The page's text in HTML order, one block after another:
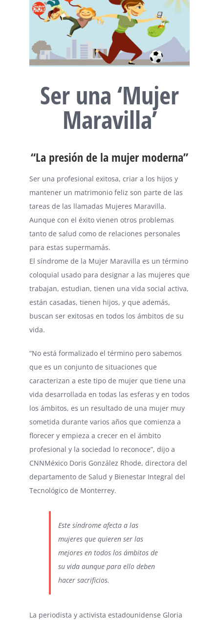
Ser una ‘Mujer
Maravilla’
“La presión de la mujer moderna”
Ser una profesional exitosa, criar a los hijos y
mantener un matrimonio feliz son parte de las
tareas de las llamadas Mujeres Maravilla.
Aunque con el éxito vienen otros problemas
tanto de salud como de relaciones personales
para estas supermamás.
El síndrome de la Mujer Maravilla es un término
coloquial usado para designar a las mujeres que
trabajan, estudian, tienen una vida social activa,
están casadas, tienen hijos, y que además,
buscan ser exitosas en todos los ámbitos de su
vida.
“No está formalizado el término pero sabemos
que es un conjunto de situaciones que
caracterizan a este tipo de mujer que tiene una
vida desarrollada en todas las esferas y en todos
los ámbitos, es un resultado de una mujer muy
sometida durante varios años que comienza a
florecer y empieza a crecer en el ámbito
profesional y la sociedad lo reconoce”, dijo a
CNNMéxico Doris González Rhode, directora del
departamento de Salud y Bienestar Integral del
Tecnológico de Monterrey.
Este síndrome afecta a las
mujeres que quieren ser las
mejores en todos los ámbitos de
su vida aunque para ello deben
hacer sacrificios.
La periodista y activista estadounidense Gloria